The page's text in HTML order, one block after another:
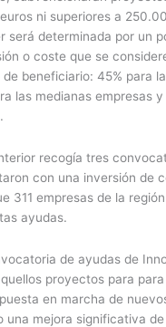
ni superiores a
será determinada por un
o coste que se
beneficiario: 45% para
las medianas empresas
recogía tres
con una inversión de
311 empresas de la
ayudas.
de ayudas de
proyectos para
en marcha de
una mejora significativa